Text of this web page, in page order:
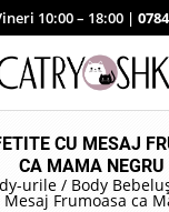
10:00 – 18:00 |
CU MESAJ
CA MAMA NEGRU
urile / Body
Mesaj Frumoasa ca